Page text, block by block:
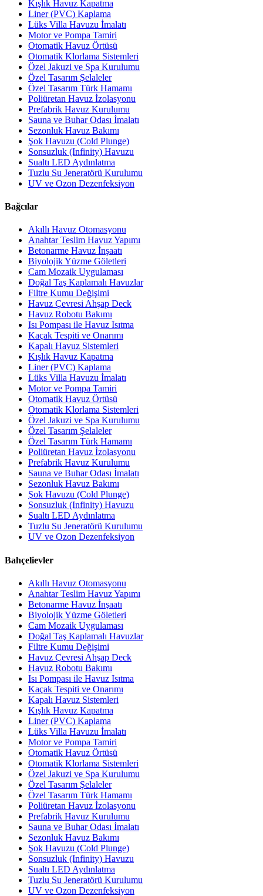
Kışlık Havuz Kapatma
Liner (PVC) Kaplama
Lüks Villa Havuzu İmalatı
Motor ve Pompa Tamiri
Otomatik Havuz Örtüsü
Otomatik Klorlama Sistemleri
Özel Jakuzi ve Spa Kurulumu
Özel Tasarım Şelaleler
Özel Tasarım Türk Hamamı
Poliüretan Havuz İzolasyonu
Prefabrik Havuz Kurulumu
Sauna ve Buhar Odası İmalatı
Sezonluk Havuz Bakımı
Şok Havuzu (Cold Plunge)
Sonsuzluk (Infinity) Havuzu
Sualtı LED Aydınlatma
Tuzlu Su Jeneratörü Kurulumu
UV ve Ozon Dezenfeksiyon
Bağcılar
Akıllı Havuz Otomasyonu
Anahtar Teslim Havuz Yapımı
Betonarme Havuz İnşaatı
Biyolojik Yüzme Göletleri
Cam Mozaik Uygulaması
Doğal Taş Kaplamalı Havuzlar
Filtre Kumu Değişimi
Havuz Çevresi Ahşap Deck
Havuz Robotu Bakımı
Isı Pompası ile Havuz Isıtma
Kaçak Tespiti ve Onarımı
Kapalı Havuz Sistemleri
Kışlık Havuz Kapatma
Liner (PVC) Kaplama
Lüks Villa Havuzu İmalatı
Motor ve Pompa Tamiri
Otomatik Havuz Örtüsü
Otomatik Klorlama Sistemleri
Özel Jakuzi ve Spa Kurulumu
Özel Tasarım Şelaleler
Özel Tasarım Türk Hamamı
Poliüretan Havuz İzolasyonu
Prefabrik Havuz Kurulumu
Sauna ve Buhar Odası İmalatı
Sezonluk Havuz Bakımı
Şok Havuzu (Cold Plunge)
Sonsuzluk (Infinity) Havuzu
Sualtı LED Aydınlatma
Tuzlu Su Jeneratörü Kurulumu
UV ve Ozon Dezenfeksiyon
Bahçelievler
Akıllı Havuz Otomasyonu
Anahtar Teslim Havuz Yapımı
Betonarme Havuz İnşaatı
Biyolojik Yüzme Göletleri
Cam Mozaik Uygulaması
Doğal Taş Kaplamalı Havuzlar
Filtre Kumu Değişimi
Havuz Çevresi Ahşap Deck
Havuz Robotu Bakımı
Isı Pompası ile Havuz Isıtma
Kaçak Tespiti ve Onarımı
Kapalı Havuz Sistemleri
Kışlık Havuz Kapatma
Liner (PVC) Kaplama
Lüks Villa Havuzu İmalatı
Motor ve Pompa Tamiri
Otomatik Havuz Örtüsü
Otomatik Klorlama Sistemleri
Özel Jakuzi ve Spa Kurulumu
Özel Tasarım Şelaleler
Özel Tasarım Türk Hamamı
Poliüretan Havuz İzolasyonu
Prefabrik Havuz Kurulumu
Sauna ve Buhar Odası İmalatı
Sezonluk Havuz Bakımı
Şok Havuzu (Cold Plunge)
Sonsuzluk (Infinity) Havuzu
Sualtı LED Aydınlatma
Tuzlu Su Jeneratörü Kurulumu
UV ve Ozon Dezenfeksiyon